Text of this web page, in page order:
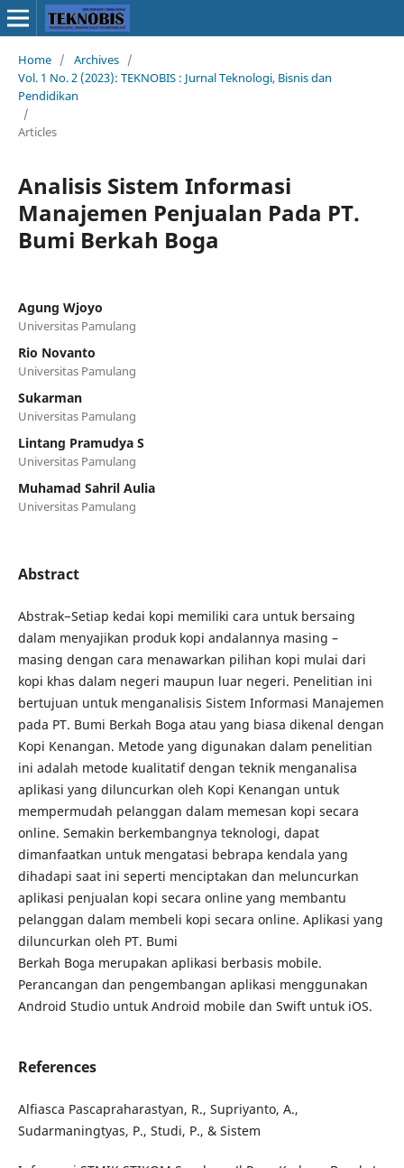
Home / Archives /
Vol. 1 No. 2 (2023): TEKNOBIS : Jurnal Teknologi, Bisnis dan
Pendidikan
/
Articles
Analisis Sistem Informasi
Manajemen Penjualan Pada PT.
Bumi Berkah Boga
Agung Wjoyo
Universitas Pamulang
Rio Novanto
Universitas Pamulang
Sukarman
Universitas Pamulang
Lintang Pramudya S
Universitas Pamulang
Muhamad Sahril Aulia
Universitas Pamulang
Abstract
Abstrak−Setiap kedai kopi memiliki cara untuk bersaing
dalam menyajikan produk kopi andalannya masing –
masing dengan cara menawarkan pilihan kopi mulai dari
kopi khas dalam negeri maupun luar negeri. Penelitian ini
bertujuan untuk menganalisis Sistem Informasi Manajemen
pada PT. Bumi Berkah Boga atau yang biasa dikenal dengan
Kopi Kenangan. Metode yang digunakan dalam penelitian
ini adalah metode kualitatif dengan teknik menganalisa
aplikasi yang diluncurkan oleh Kopi Kenangan untuk
mempermudah pelanggan dalam memesan kopi secara
online. Semakin berkembangnya teknologi, dapat
dimanfaatkan untuk mengatasi bebrapa kendala yang
dihadapi saat ini seperti menciptakan dan meluncurkan
aplikasi penjualan kopi secara online yang membantu
pelanggan dalam membeli kopi secara online. Aplikasi yang
diluncurkan oleh PT. Bumi
Berkah Boga merupakan aplikasi berbasis mobile.
Perancangan dan pengembangan aplikasi menggunakan
Android Studio untuk Android mobile dan Swift untuk iOS.
References
Alfiasca Pascapraharastyan, R., Supriyanto, A.,
Sudarmaningtyas, P., Studi, P., & Sistem